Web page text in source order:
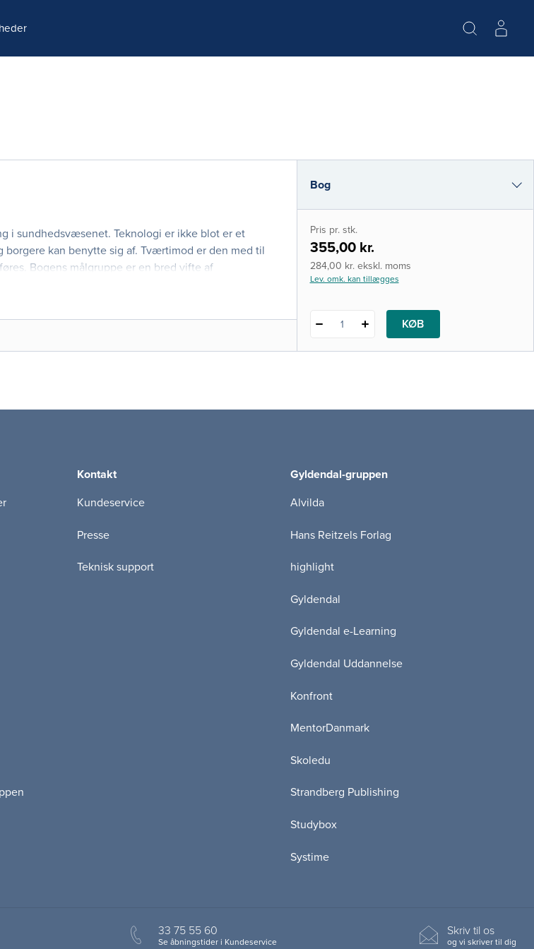
i sundhedsvæsenet. Teknologi er ikke blot er et
kan benytte sig af. Tværtimod er den med til
Bogens målgruppe er en bred vifte af
Bog
i-bog
Pris pr. stk.
355,00 kr.
284,00 kr. ekskl. moms
Lev. omk. kan tillægges
1 KØB
Kontakt
Kundeservice
Presse
Teknisk support
Gyldendal-gruppen
Alvilda
Hans Reitzels Forlag
highlight
Gyldendal
Gyldendal e-Learning
Gyldendal Uddannelse
Konfront
MentorDanmark
Skoledu
Strandberg Publishing
Studybox
Systime
33 75 55 60
Se åbningstider i Kundeservice
Skriv til os
og vi skriver til dig